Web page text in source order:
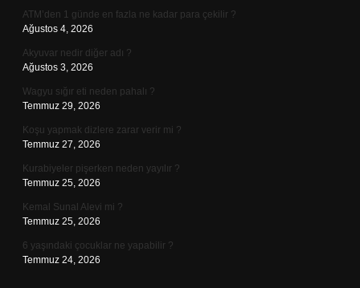
ATM’den 1 günde en fazla ne kadar para çekilir ?
Ağustos 4, 2026
Akyuvar nedir diğer adı ?
Ağustos 3, 2026
Wagyu sığır eti neden pahalı ?
Temmuz 29, 2026
Koşu yapmak dizlere zarar verir mi ?
Temmuz 27, 2026
Kurabiyeler pişerken neden yayılır ?
Temmuz 25, 2026
Kemal Sunal Alevi mi ?
Temmuz 25, 2026
6 yaşındaki çocuklar ne yapabilir ?
Temmuz 24, 2026